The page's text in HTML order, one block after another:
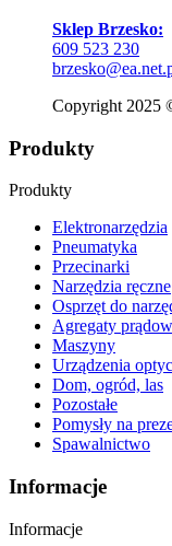
Sklep Brzesko:
609 523 230
Copyright 2025
Produkty
Produkty
Elektronarzędzia
Pneumatyka
Przecinarki
Narzędzia ręczne
Osprzęt do
Agregaty
Maszyny
Urządzenia
Dom, ogród, las
Pozostałe
Pomysły na
Spawalnictwo
Informacje
Informacje